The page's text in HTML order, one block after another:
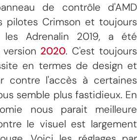
de contrôle d'AMD
pilotes Crimson et toujours
les Adrenalin 2019, a été
2020. C'est toujours
en termes de design et
contre l'accès à certaines
semble plus fastidieux. En
nous parait meilleure
le visuel est largement